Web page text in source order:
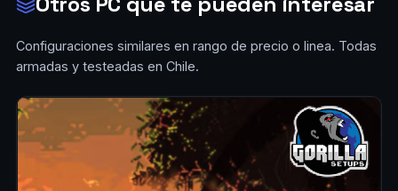
Configuraciones similares en rango de precio o linea. Todas
armadas y testeadas en Chile.